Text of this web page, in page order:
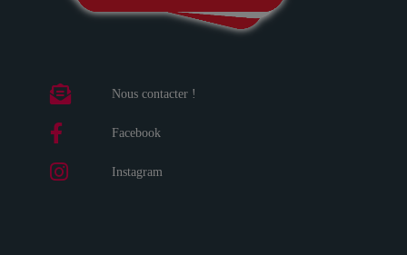
Nous contacter !
Facebook
Instagram